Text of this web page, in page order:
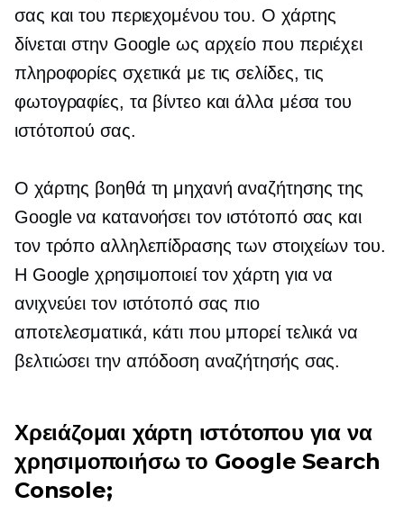
σας και του περιεχομένου του. Ο χάρτης
δίνεται στην Google ως αρχείο που περιέχει
πληροφορίες σχετικά με τις σελίδες, τις
φωτογραφίες, τα βίντεο και άλλα μέσα του
ιστότοπού σας.
Ο χάρτης βοηθά τη μηχανή αναζήτησης της
Google να κατανοήσει τον ιστότοπό σας και
τον τρόπο αλληλεπίδρασης των στοιχείων του.
Η Google χρησιμοποιεί τον χάρτη για να
ανιχνεύει τον ιστότοπό σας πιο
αποτελεσματικά, κάτι που μπορεί τελικά να
βελτιώσει την απόδοση αναζήτησής σας.
Χρειάζομαι χάρτη ιστότοπου για να
χρησιμοποιήσω το Google Search
Console;